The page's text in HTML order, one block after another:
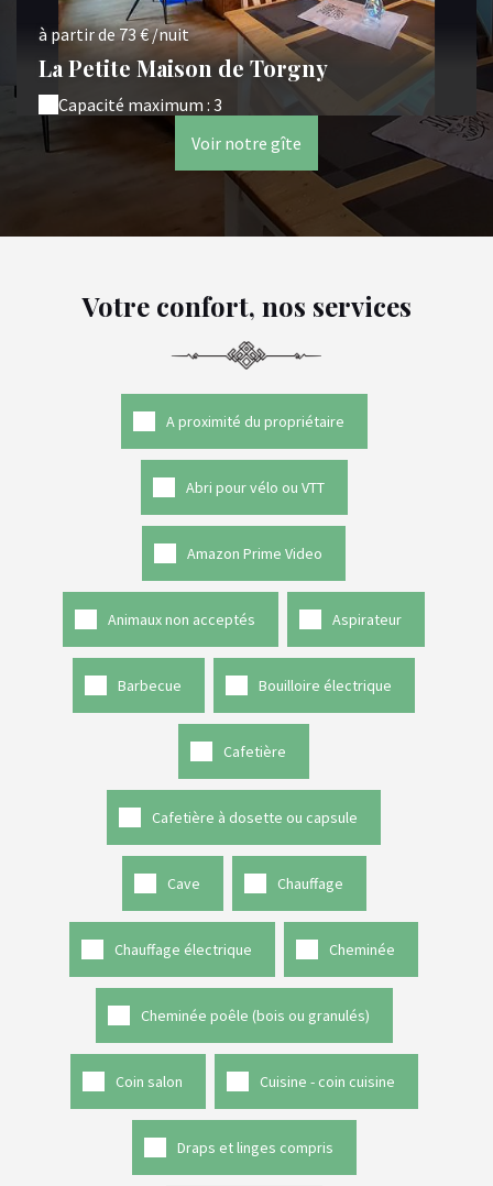
à partir de 73 € /nuit
La Petite Maison de Torgny
Capacité maximum : 3
Voir notre gîte
Votre confort, nos services
A proximité du propriétaire
Abri pour vélo ou VTT
Amazon Prime Video
Animaux non acceptés Aspirateur
Barbecue Bouilloire électrique
Cafetière
Cafetière à dosette ou capsule
Cave Chauffage
Chauffage électrique Cheminée
Cheminée poêle (bois ou granulés)
Coin salon Cuisine - coin cuisine
Draps et linges compris